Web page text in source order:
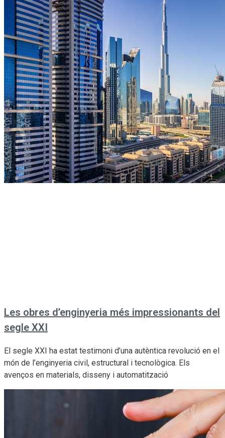
Les obres d’enginyeria més impressionants del
segle XXI
El segle XXI ha estat testimoni d’una autèntica revolució en el
món de l’enginyeria civil, estructural i tecnològica. Els
avenços en materials, disseny i automatització